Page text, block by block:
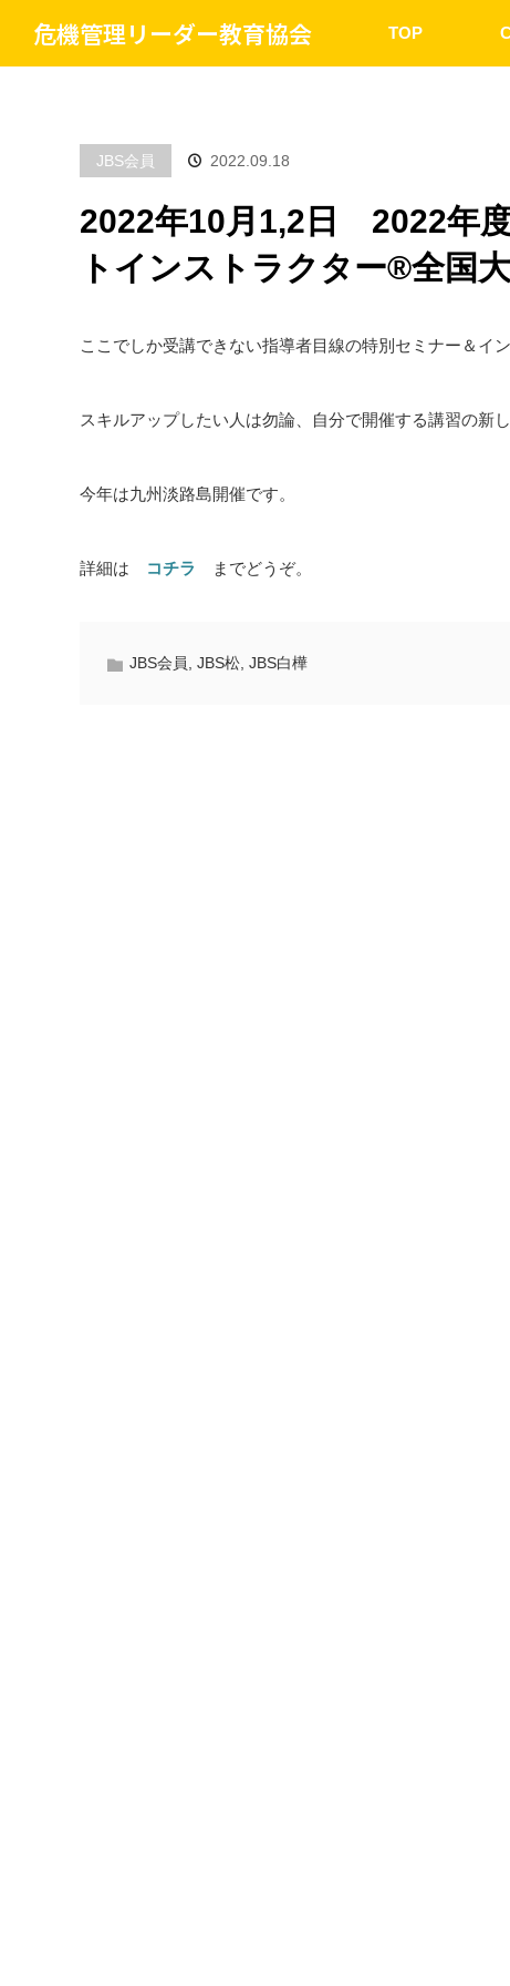
危機管理リーダー教育協会 TOP
JBS会員 2022.09.18
2022年10月1,2日 2022年
トインストラクター®︎全国
ここでしか受講できない指導者目線の特別セミナー＆イ
スキルアップしたい人は勿論、自分で開催する講習の新
今年は九州淡路島開催です。
詳細は コチラ までどうぞ。
JBS会員 JBS松 JBS白樺